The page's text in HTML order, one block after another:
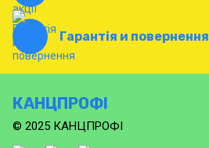
Гарантія и повернення
КАНЦПРОФІ
© 2025 КАНЦПРОФІ